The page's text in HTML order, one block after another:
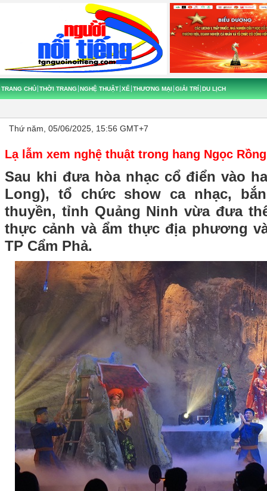
TRANG CHỦ THỜI TRANG NGHỆ THUẬT XẾ THƯƠNG MẠI GIẢI TRÍ DU LỊCH
Thứ năm, 05/06/2025, 15:56 GMT+7
Lạ lẫm xem nghệ thuật trong hang Ngọc Rồng
Sau khi đưa hòa nhạc cổ điển vào
Long), tổ chức show ca nhạc,
thuyền, tỉnh Quảng Ninh vừa đưa
thực cảnh và ẩm thực địa phương
TP Cẩm Phả.